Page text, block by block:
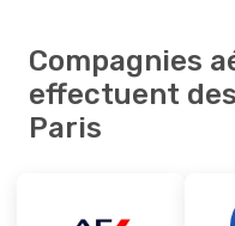
Compagnies
effectuent
Paris